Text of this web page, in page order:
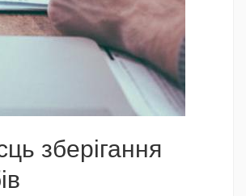
зберігання